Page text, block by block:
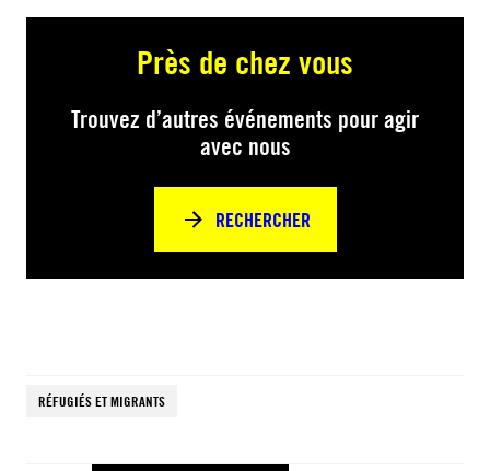
Près de chez vous
Trouvez d’autres événements pour agir
avec nous
RECHERCHER
RÉFUGIÉS ET MIGRANTS